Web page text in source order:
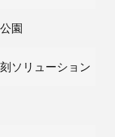
園
ソリューション